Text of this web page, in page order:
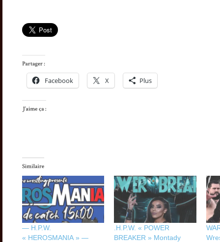
Facebook X Plus
— H.P.W.
« HEROSMANIA » —
.H.P.W. « POWER
BREAKER » Montady